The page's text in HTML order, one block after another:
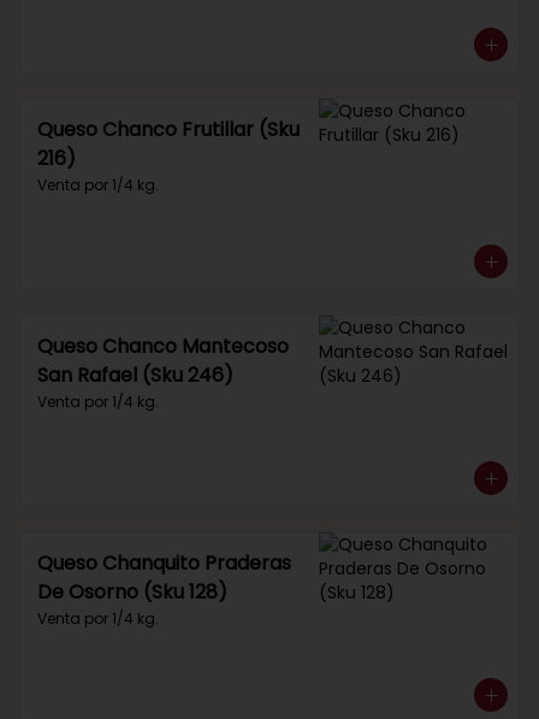
Queso Chanco Frutillar (Sku
216)
Venta por 1/4 kg.
Queso Chanco Mantecoso
San Rafael (Sku 246)
Venta por 1/4 kg.
Queso Chanquito Praderas
De Osorno (Sku 128)
Venta por 1/4 kg.